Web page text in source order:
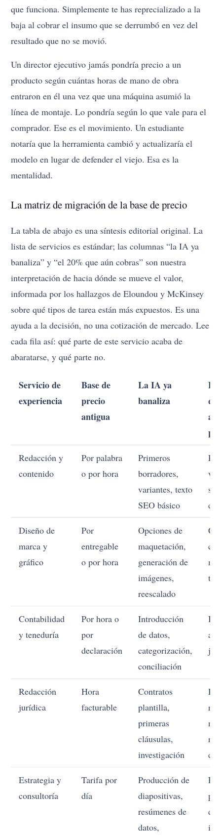
que funciona. Simplemente te has reprecializado a la
baja al cobrar el insumo que se derrumbó en vez del
resultado que no se movió.
Un director ejecutivo jamás pondría precio a un
producto según cuántas horas de mano de obra
entraron en él una vez que una máquina asumió la
línea de montaje. Lo pondría según lo que vale para el
comprador. Ese es el movimiento. Un estudiante
notaría que la herramienta cambió y actualizaría el
modelo en lugar de defender el viejo. Esa es la
mentalidad.
La matriz de migración de la base de precio
La tabla de abajo es una síntesis editorial original. La
lista de servicios es estándar; las columnas “la IA ya
banaliza” y “el 20% que aún cobras” son nuestra
interpretación de hacia dónde se mueve el valor,
informada por los hallazgos de Eloundou y McKinsey
sobre qué tipos de tarea están más expuestos. Es una
ayuda a la decisión, no una cotización de mercado. Lee
cada fila así: qué parte de este servicio acaba de
abaratarse, y qué parte no.
Servicio de
experiencia
Base de
precio
antigua
La IA ya
banaliza
El
Redacción y
contenido
Por palabra
o por hora
Primeros
borradores,
variantes, texto
SEO básico
Diseño de
marca y
gráfico
Por
entregable
o por hora
Opciones de
maquetación,
generación de
imágenes,
reescalado
Contabilidad
y teneduría
Por hora o
por
declaración
Introducción
de datos,
categorización,
conciliación
Redacción
jurídica
Hora
facturable
Contratos
plantilla,
primeras
cláusulas,
investigación
de
Estrategia y
consultoría
Tarifa por
día
Producción de
diapositivas,
resúmenes de
datos,